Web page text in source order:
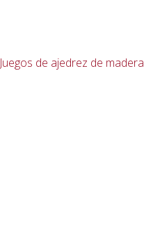
Juegos de ajedrez de madera